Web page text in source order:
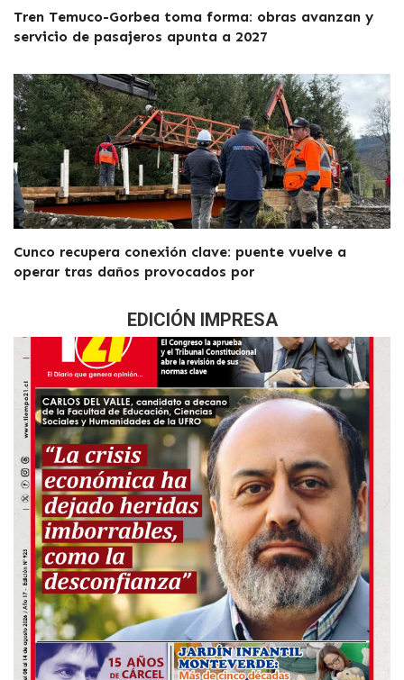
Tren Temuco-Gorbea toma forma: obras avanzan y
servicio de pasajeros apunta a 2027
Cunco recupera conexión clave: puente vuelve a
operar tras daños provocados por
EDICIÓN IMPRESA